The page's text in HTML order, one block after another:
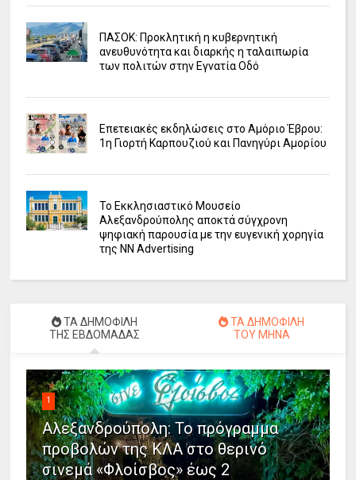
ΠΑΣΟΚ: Προκλητική η κυβερνητική
ανευθυνότητα και διαρκής η ταλαιπωρία
των πολιτών στην Εγνατία Οδό
Επετειακές εκδηλώσεις στο Αμόριο Έβρου:
1η Γιορτή Καρπουζιού και Πανηγύρι Αμορίου
Το Εκκλησιαστικό Μουσείο
Αλεξανδρούπολης αποκτά σύγχρονη
ψηφιακή παρουσία με την ευγενική χορηγία
της NN Advertising
ΤΑ ΔΗΜΟΦΙΛΗ
ΤΗΣ ΕΒΔΟΜΑΔΑΣ
ΤΑ ΔΗΜΟΦΙΛΗ
ΤΟΥ ΜΗΝΑ
1
Αλεξανδρούπολη: Το πρόγραμμα
προβολών της ΚΛΑ στο θερινό
σινεμά «Φλοίσβος» έως 2